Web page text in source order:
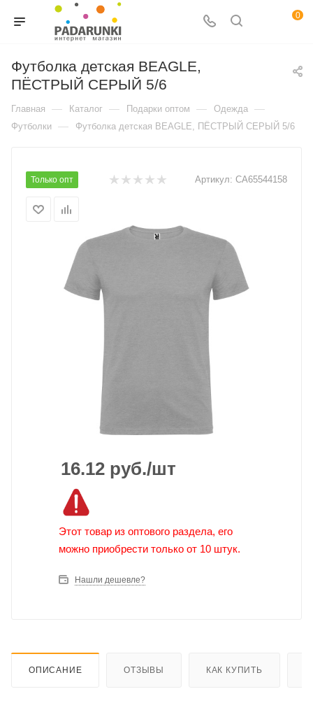
0
Футболка детская BEAGLE,
ПЁСТРЫЙ СЕРЫЙ 5/6
Главная — Каталог — Подарки оптом — Одежда —
Футболки — Футболка детская BEAGLE, ПЁСТРЫЙ СЕРЫЙ 5/6
Только опт Артикул: CA65544158
16.12 руб./шт
Этот товар из оптового раздела, его
можно приобрести только от 10 штук.
Нашли дешевле?
ОПИСАНИЕ ОТЗЫВЫ КАК КУПИТЬ